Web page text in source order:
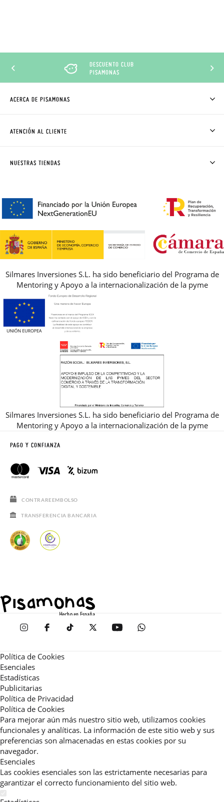
DESCUENTO CLUB
PISAMONAS
ACERCA DE PISAMONAS
CÓMO COMPRAR
AVISO LEGAL, PRIVACIDAD Y COOKIES
REBAJAS
ATENCIÓN AL CLIENTE
PREGUNTAS FRECUENTES
NUESTRAS TIENDAS
Silmares Inversiones S.L. ha sido beneficiario del Programa de
Mentoring y Apoyo a la internacionalización de la pyme
Silmares Inversiones S.L. ha sido beneficiario del Programa de
Mentoring y Apoyo a la internacionalización de la pyme
PAGO Y CONFIANZA
CONTRAREEMBOLSO
TRANSFERENCIA BANCARIA
Política de Cookies
Esenciales
Estadísticas
Publicitarias
Política de Privacidad
Política de Cookies
Para mejorar aún más nuestro sitio web, utilizamos cookies
funcionales y analíticas. La información de este sitio web y sus
preferencias son almacenadas en estas cookies por su
navegador.
Esenciales
Las cookies esenciales son las estrictamente necesarias para
garantizar el correcto funcionamiento del sitio web.